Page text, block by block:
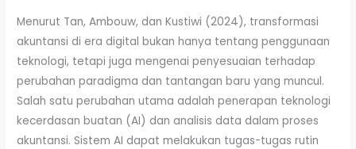
Menurut Tan, Ambouw, dan Kustiwi (2024), transformasi
akuntansi di era digital bukan hanya tentang penggunaan
teknologi, tetapi juga mengenai penyesuaian terhadap
perubahan paradigma dan tantangan baru yang muncul.
Salah satu perubahan utama adalah penerapan teknologi
kecerdasan buatan (AI) dan analisis data dalam proses
akuntansi. Sistem AI dapat melakukan tugas-tugas rutin